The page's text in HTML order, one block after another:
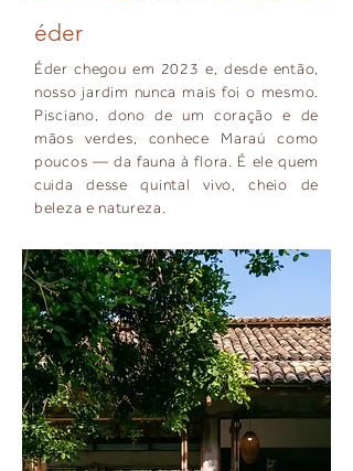
éder
Éder chegou em 2023 e, desde então,
nosso jardim nunca mais foi o mesmo.
Pisciano, dono de um coração e de
mãos verdes, conhece Maraú como
poucos — da fauna à flora. É ele quem
cuida desse quintal vivo, cheio de
beleza e natureza.